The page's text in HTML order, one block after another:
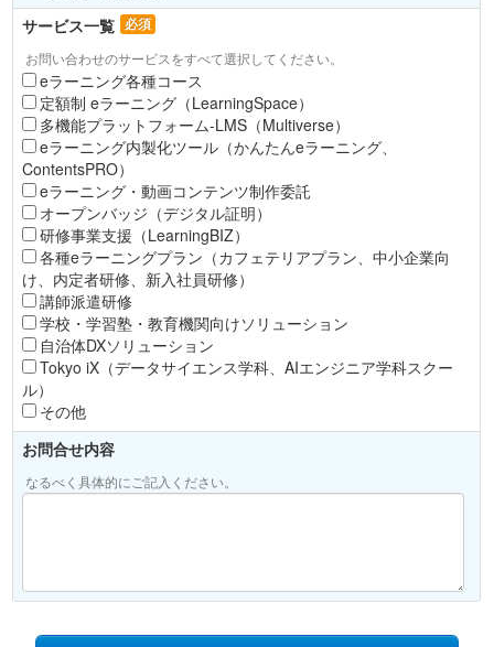
サービス一覧 必須
お問い合わせのサービスをすべて選択してください。
eラーニング各種コース
定額制 eラーニング（LearningSpace）
多機能プラットフォーム-LMS（Multiverse）
eラーニング内製化ツール（かんたんeラーニング、
ContentsPRO）
eラーニング・動画コンテンツ制作委託
オープンバッジ（デジタル証明）
研修事業支援（LearningBIZ）
各種eラーニングプラン（カフェテリアプラン、中小企業向
け、内定者研修、新入社員研修）
講師派遣研修
学校・学習塾・教育機関向けソリューション
自治体DXソリューション
Tokyo iX（データサイエンス学科、AIエンジニア学科スクー
ル）
その他
お問合せ内容
なるべく具体的にご記入ください。